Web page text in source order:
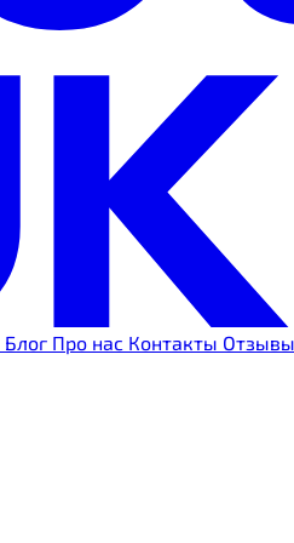
Блог Про нас Контакты Отзывы